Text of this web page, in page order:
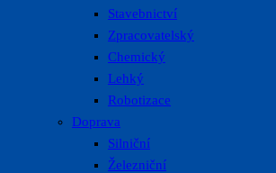
Stavebnictví
Zpracovatelský
Chemický
Lehký
Robotizace
Doprava
Silniční
Železniční